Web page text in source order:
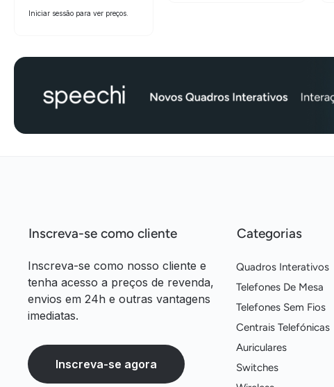
Iniciar sessão para ver preços.
Inscreva-se como cliente
Inscreva-se como nosso cliente e
tenha acesso a preços de revenda,
envios em 24h e outras vantagens
imediatas.
Inscreva-se agora
Categorias
Quadros Interativos
Telefones De Mesa
Telefones Sem Fios
Centrais Telefónicas
Auriculares
Switches